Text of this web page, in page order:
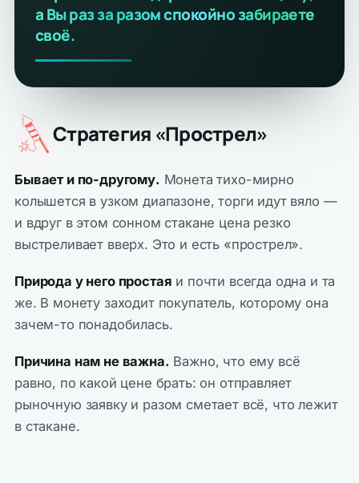
а Вы раз за разом спокойно забираете
своё.
Стратегия «Прострел»
Бывает и по-другому. Монета тихо-мирно
колышется в узком диапазоне, торги идут вяло —
и вдруг в этом сонном стакане цена резко
выстреливает вверх. Это и есть «прострел».
Природа у него простая и почти всегда одна и та
же. В монету заходит покупатель, которому она
зачем-то понадобилась.
Причина нам не важна. Важно, что ему всё
равно, по какой цене брать: он отправляет
рыночную заявку и разом сметает всё, что лежит
в стакане.